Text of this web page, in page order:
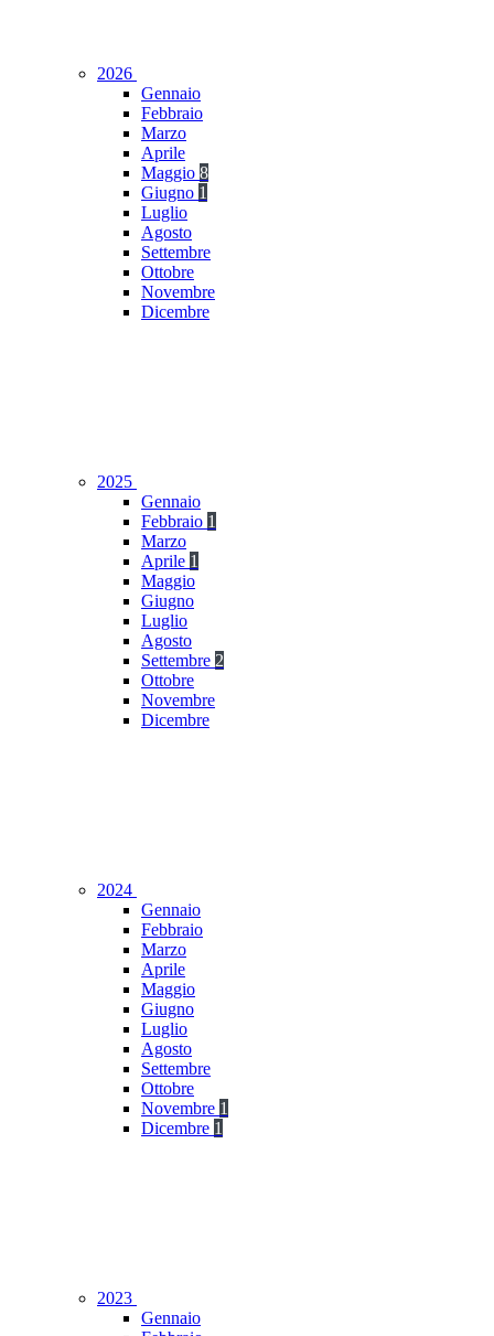
2026
Gennaio
Febbraio
Marzo
Aprile
Maggio 8
Giugno 1
Luglio
Agosto
Settembre
Ottobre
Novembre
Dicembre
2025
Gennaio
Febbraio 1
Marzo
Aprile 1
Maggio
Giugno
Luglio
Agosto
Settembre 2
Ottobre
Novembre
Dicembre
2024
Gennaio
Febbraio
Marzo
Aprile
Maggio
Giugno
Luglio
Agosto
Settembre
Ottobre
Novembre 1
Dicembre 1
2023
Gennaio